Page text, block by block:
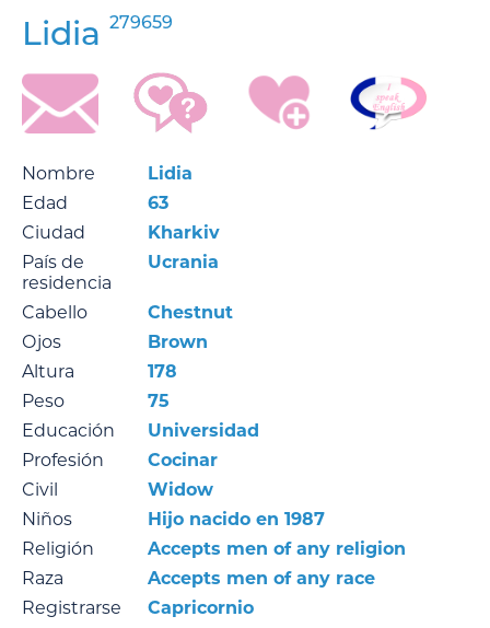
Lidia 279659
Nombre
Lidia
Edad
63
Ciudad
Kharkiv
País de
residencia
Ucrania
Cabello
Chestnut
Ojos
Brown
Altura
178
Peso
75
Educación
Universidad
Profesión
Cocinar
Civil
Widow
Niños
Hijo nacido en 1987
Religión
Accepts men of any religion
Raza
Accepts men of any race
Registrarse
Capricornio